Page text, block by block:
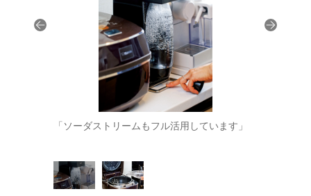
「ソーダストリームもフル活用しています」